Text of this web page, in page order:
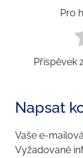
Pro
Příspěvek
Napsat
Vaše e-
Vyžadované